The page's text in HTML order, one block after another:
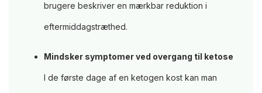
brugere beskriver en mærkbar reduktion i
eftermiddagstræthed.
Mindsker symptomer ved overgang til ketose
I de første dage af en ketogen kost kan man